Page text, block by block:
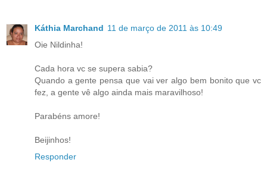
Káthia Marchand 11 de março de 2011 às 10:49
Oie Nildinha!
Cada hora vc se supera sabia?
Quando a gente pensa que vai ver algo bem bonito que vc
fez, a gente vê algo ainda mais maravilhoso!
Parabéns amore!
Beijinhos!
Responder